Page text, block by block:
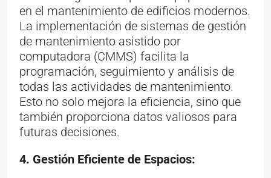
en el mantenimiento de edificios modernos.
La implementación de sistemas de gestión
de mantenimiento asistido por
computadora (CMMS) facilita la
programación, seguimiento y análisis de
todas las actividades de mantenimiento.
Esto no solo mejora la eficiencia, sino que
también proporciona datos valiosos para
futuras decisiones.
4. Gestión Eficiente de Espacios: